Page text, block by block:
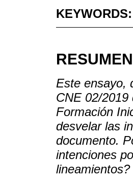
KEYWORDS:
RESUMEN
Este ensayo,
CNE 02/2019
Formación
desvelar las
documento.
intenciones